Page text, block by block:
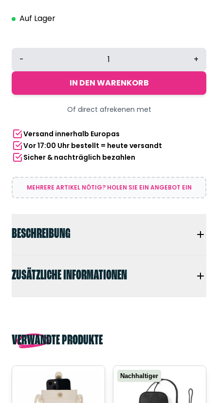
BESCHREIBUNG
ZUSÄTZLICHE INFORMATIONEN
Auf Lager
Yucka
universal
- +
IN DEN WARENKORB
Of direct afrekenen met
Versand innerhalb Europas
Vor 17:00 Uhr bestellt = heute versandt
Sicher & nachträglich bezahlen
MEHRERE ARTIKEL NÖTIG? HOLEN SIE EIN ANGEBOT EIN
VERWANDTE PRODUKTE
Nachhaltiger